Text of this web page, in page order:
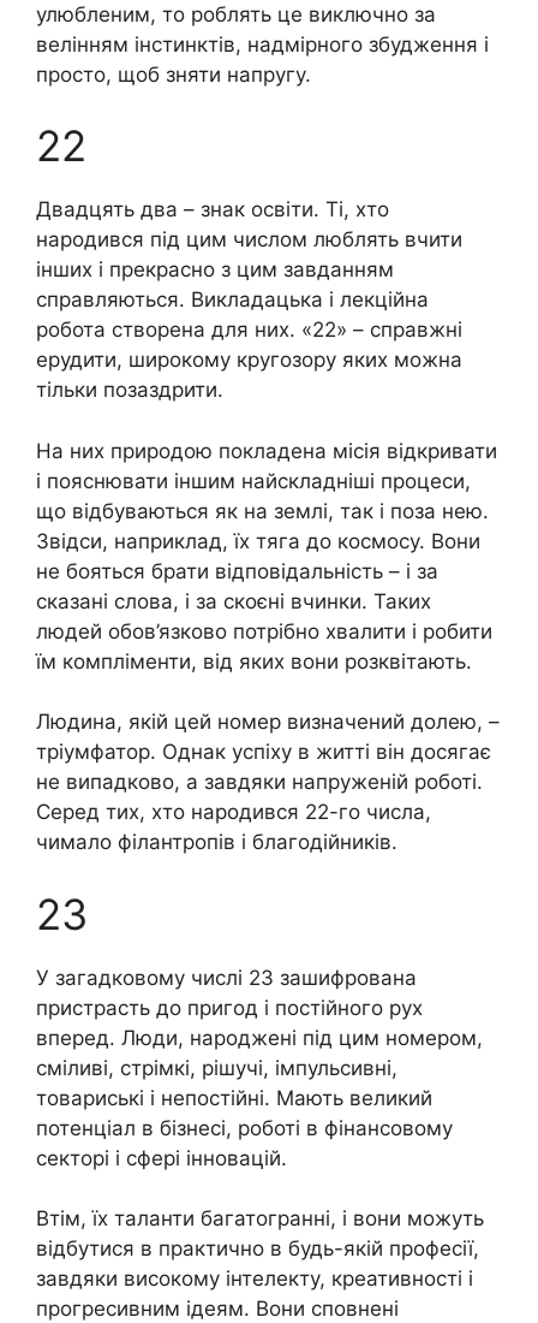
улюбленим, то роблять це виключно за
велінням інстинктів, надмірного збудження і
просто, щоб зняти напругу.
22
Двадцять два – знак освіти. Ті, хто
народився під цим числом люблять вчити
інших і прекрасно з цим завданням
справляються. Викладацька і лекційна
робота створена для них. «22» – справжні
ерудити, широкому кругозору яких можна
тільки позаздрити.
На них природою покладена місія відкривати
і пояснювати іншим найскладніші процеси,
що відбуваються як на землі, так і поза нею.
Звідси, наприклад, їх тяга до космосу. Вони
не бояться брати відповідальність – і за
сказані слова, і за скоєні вчинки. Таких
людей обов’язково потрібно хвалити і робити
їм компліменти, від яких вони розквітають.
Людина, якій цей номер визначений долею, –
тріумфатор. Однак успіху в житті він досягає
не випадково, а завдяки напруженій роботі.
Серед тих, хто народився 22-го числа,
чимало філантропів і благодійників.
23
У загадковому числі 23 зашифрована
пристрасть до пригод і постійного рух
вперед. Люди, народжені під цим номером,
сміливі, стрімкі, рішучі, імпульсивні,
товариські і непостійні. Мають великий
потенціал в бізнесі, роботі в фінансовому
секторі і сфері інновацій.
Втім, їх таланти багатогранні, і вони можуть
відбутися в практично в будь-якій професії,
завдяки високому інтелекту, креативності і
прогресивним ідеям. Вони сповнені